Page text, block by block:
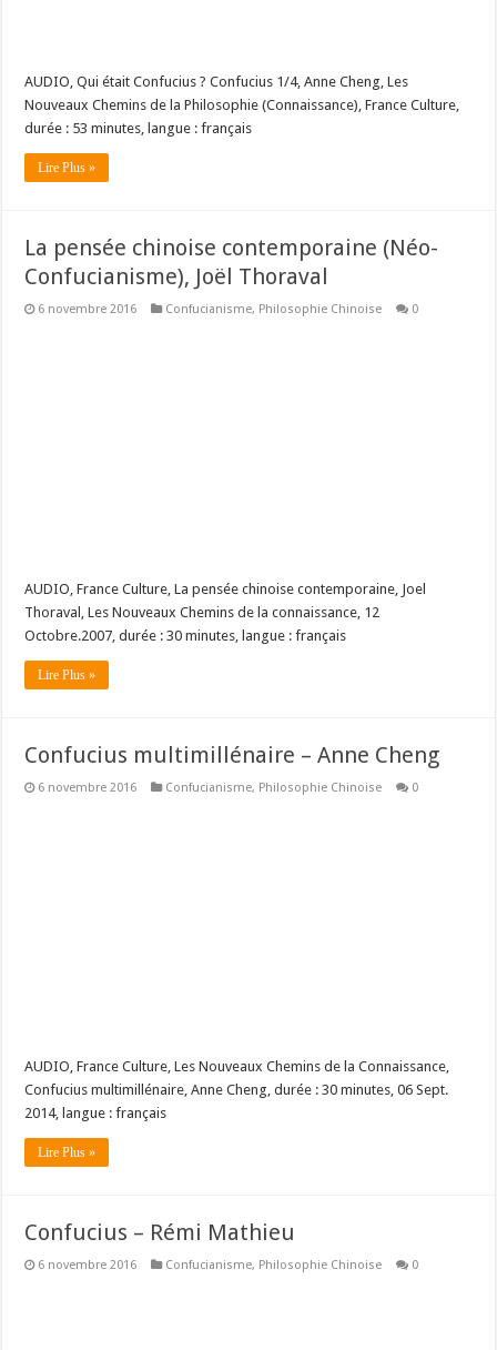
AUDIO, Qui était Confucius ? Confucius 1/4, Anne Cheng, Les
Nouveaux Chemins de la Philosophie (Connaissance), France Culture,
durée : 53 minutes, langue : français
Lire Plus »
La pensée chinoise contemporaine (Néo-
Confucianisme), Joël Thoraval
6 novembre 2016 Confucianisme, Philosophie Chinoise 0
AUDIO, France Culture, La pensée chinoise contemporaine, Joel
Thoraval, Les Nouveaux Chemins de la connaissance, 12
Octobre.2007, durée : 30 minutes, langue : français
Lire Plus »
Confucius multimillénaire – Anne Cheng
6 novembre 2016 Confucianisme, Philosophie Chinoise 0
AUDIO, France Culture, Les Nouveaux Chemins de la Connaissance,
Confucius multimillénaire, Anne Cheng, durée : 30 minutes, 06 Sept.
2014, langue : français
Lire Plus »
Confucius – Rémi Mathieu
6 novembre 2016 Confucianisme, Philosophie Chinoise 0